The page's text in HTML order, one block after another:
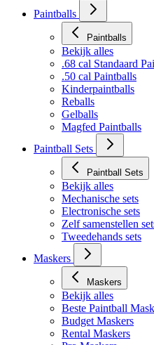
Paintballs
Paintballs
Bekijk alles
.68 cal Standaard
.50 cal Paintballs
Kinderpaintballs
Reballs
Gelballs
Magfed Paintballs
Paintball Sets
Paintball Sets
Bekijk alles
Mechanische sets
Electronische sets
Zelf samenstellen sets
Tweedehands sets
Maskers
Maskers
Bekijk alles
Beste Paintball
Budget Maskers